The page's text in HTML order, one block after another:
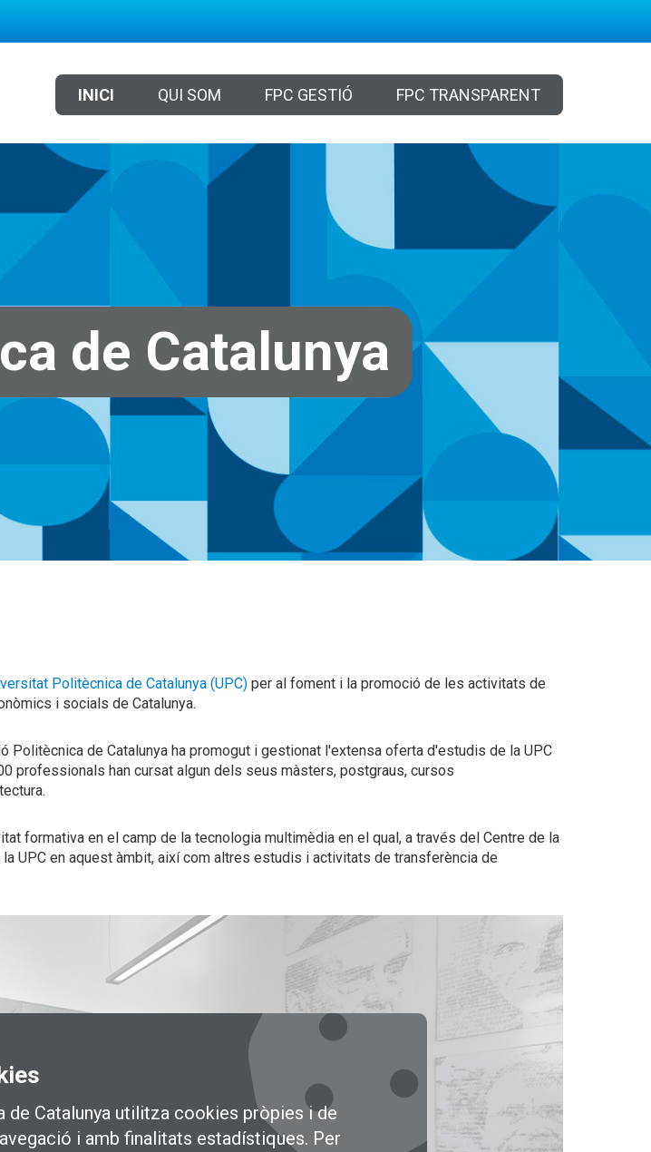
Catalunya utilitza cookies pròpies i de
i amb finalitats estadístiques. Per
INICI QUI SOM FPC GESTIÓ FPC TRANSPARENT
de Catalunya
Politècnica de Catalunya (UPC) per al foment i la promoció de les activitats de
i socials de Catalunya.
Politècnica de Catalunya ha promogut i gestionat l'extensa oferta d'estudis de la UPC
professionals han cursat algun dels seus màsters, postgraus, cursos
formativa en el camp de la tecnologia multimèdia en el qual, a través del Centre de la
UPC en aquest àmbit, així com altres estudis i activitats de transferència de